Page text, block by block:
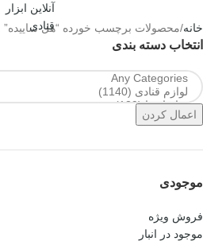
خانه محصولات برچسب خورده “هل ساییده”
انتخاب دسته بندی
اعمال کردن
موجودی
فروش ویژه
موجود در انبار